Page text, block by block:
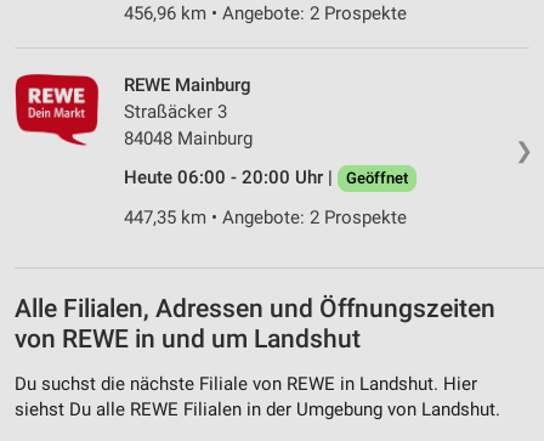
456,96 km • Angebote: 2 Prospekte
❯
REWE Mainburg
Straßäcker 3
84048 Mainburg
Heute 06:00 - 20:00 Uhr |
Geöffnet
447,35 km • Angebote: 2 Prospekte
Alle Filialen, Adressen und Öffnungszeiten
von REWE in und um Landshut
Du suchst die nächste Filiale von REWE in Landshut. Hier
siehst Du alle REWE Filialen in der Umgebung von Landshut.
Messung der Performance von Inhalten
Analyse von Zielgruppen durch Statistiken oder
Kombinationen von Daten aus verschiedenen
Quellen
Entwicklung und Verbesserung der Angebote
Verwendung reduzierter Daten zur Auswahl von
Verwendung genauer Standortdaten
Informationen identifizieren